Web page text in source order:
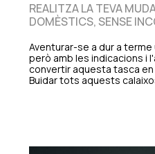
REALITZA LA TEVA
DOMÈSTICS, SENSE
Aventurar-se a dur a
però amb les indicacions i
convertir aquesta tasca
Buidar tots aquests